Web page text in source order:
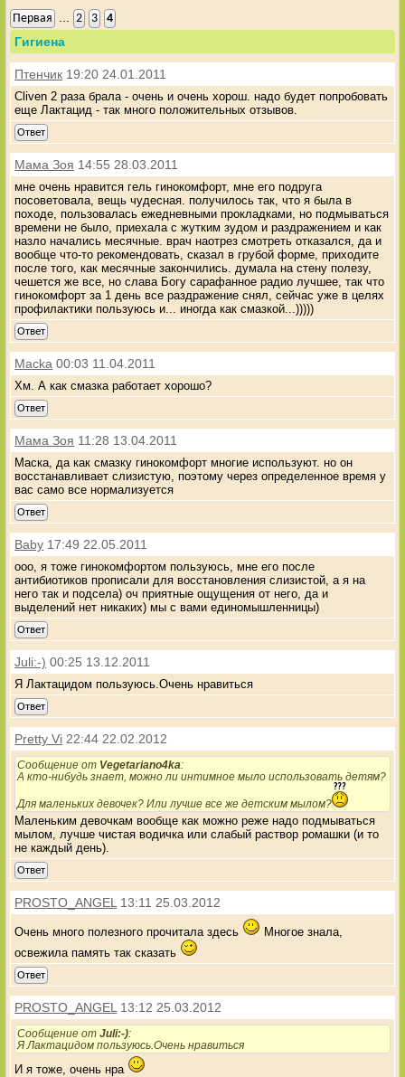
Первая 2 3 4
Гигиена
Птенчик 19:20 24.01.2011
Cliven 2 раза брала - очень и очень хорош. надо будет попробовать
еще Лактацид - так много положительных отзывов.
Ответ
Мама Зоя 14:55 28.03.2011
мне очень нравится гель гинокомфорт, мне его подруга
посоветовала, вещь чудесная. получилось так, что я была в
походе, пользовалась ежедневными прокладками, но подмываться
времени не было, приехала с жутким зудом и раздражением и как
назло начались месячные. врач наотрез смотреть отказался, да и
вообще что-то рекомендовать, сказал в грубой форме, приходите
после того, как месячные закончились. думала на стену полезу,
чешется же все, но слава Богу сарафанное радио лучшее, так что
гинокомфорт за 1 день все раздражение снял, сейчас уже в целях
профилактики пользуюсь и... иногда как смазкой...)))))
Ответ
Macka 00:03 11.04.2011
Хм. А как смазка работает хорошо?
Ответ
Мама Зоя 11:28 13.04.2011
Маска, да как смазку гинокомфорт многие используют. но он
восстанавливает слизистую, поэтому через определенное время у
вас само все нормализуется
Ответ
Baby 17:49 22.05.2011
ооо, я тоже гинокомфортом пользуюсь, мне его после
антибиотиков прописали для восстановления слизистой, а я на
него так и подсела) оч приятные ощущения от него, да и
выделений нет никаких) мы с вами единомышленницы)
Ответ
Juli:-) 00:25 13.12.2011
Я Лактацидом пользуюсь.Очень нравиться
Ответ
Pretty Vi 22:44 22.02.2012
Сообщение от Vegetariano4ka:
А кто-нибудь знает, можно ли интимное мыло использовать детям?
Для маленьких девочек? Или лучше все же детским мылом?
Маленьким девочкам вообще как можно реже надо подмываться
мылом, лучше чистая водичка или слабый раствор ромашки (и то
не каждый день).
Ответ
PROSTO_ANGEL 13:11 25.03.2012
Очень много полезного прочитала здесь
Многое знала,
освежила память так сказать
Ответ
PROSTO_ANGEL 13:12 25.03.2012
Сообщение отJuli:-):
Я Лактацидом пользуюсь.Очень нравиться
И я тоже, очень нра